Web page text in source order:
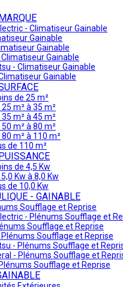
- Climatiseur Gainable
Gainable
Gainable
Gainable
- Climatiseur Gainable
Gainable
de 25 m²
m² à 35 m²
m² à 45 m²
m² à 80 m²
m² à 110 m²
de 110 m²
de 4,5 Kw
Kw à 8,0 Kw
de 10,0 Kw
- GAINABLE
Soufflage et Reprise
- Plénums Soufflage et
Soufflage et Reprise
Plénums Soufflage et Reprise
- Plénums Soufflage et
- Plénums Soufflage et
Soufflage et Reprise